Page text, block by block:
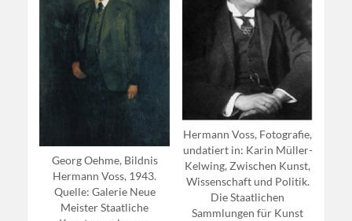
Georg Oehme, Bildnis
Hermann Voss, 1943.
Quelle: Galerie Neue
Meister Staatliche
Hermann Voss, Fotografie,
undatiert in: Karin Müller-
Kelwing, Zwischen Kunst,
Wissenschaft und Politik.
Die Staatlichen
Sammlungen für Kunst